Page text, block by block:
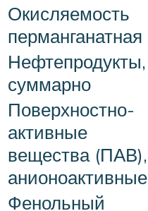
Окисляемость
перманганатная
Нефтепродукты,
суммарно
Поверхностно-
активные
вещества (ПАВ),
анионоактивные
Фенольный